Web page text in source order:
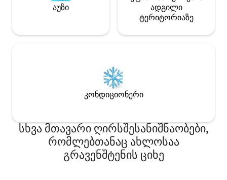
აუზი
ადგილი
ტერიტორიაზე
კონდიციონერი
სხვა მთავარი ღირსშესანიშნაობები,
რომლებთანაც ახლოსაა
გრავენშტენის ციხე